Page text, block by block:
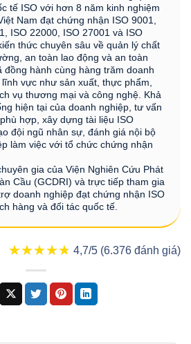
tế ISO với hơn 8 năm kinh nghiệm
Nam đạt chứng nhận ISO 9001,
ISO 22000, ISO 27001 và ISO
thức chuyên sâu về quản lý chất
an toàn lao động và an toàn
đồng hành cùng hàng trăm doanh
vực như sản xuất, thực phẩm,
vụ thương mại và công nghệ. Khả
hiện tại của doanh nghiệp, tư vấn
hợp, xây dựng tài liệu ISO
đội ngũ nhân sự, đánh giá nội bộ
làm việc với tổ chức chứng nhận
gia của Viện Nghiên Cứu Phát
Cầu (GCDRI) và trực tiếp tham gia
doanh nghiệp đạt chứng nhận ISO
hàng và đối tác quốc tế.
★★★★★
★★★★★ 4,7/5 (6.376 đánh giá)